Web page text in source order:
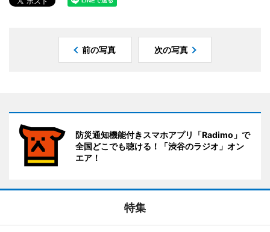
前の写真 次の写真
防災通知機能付きスマホアプリ「Radimo」で
全国どこでも聴ける！「渋谷のラジオ」オン
エア！
特集